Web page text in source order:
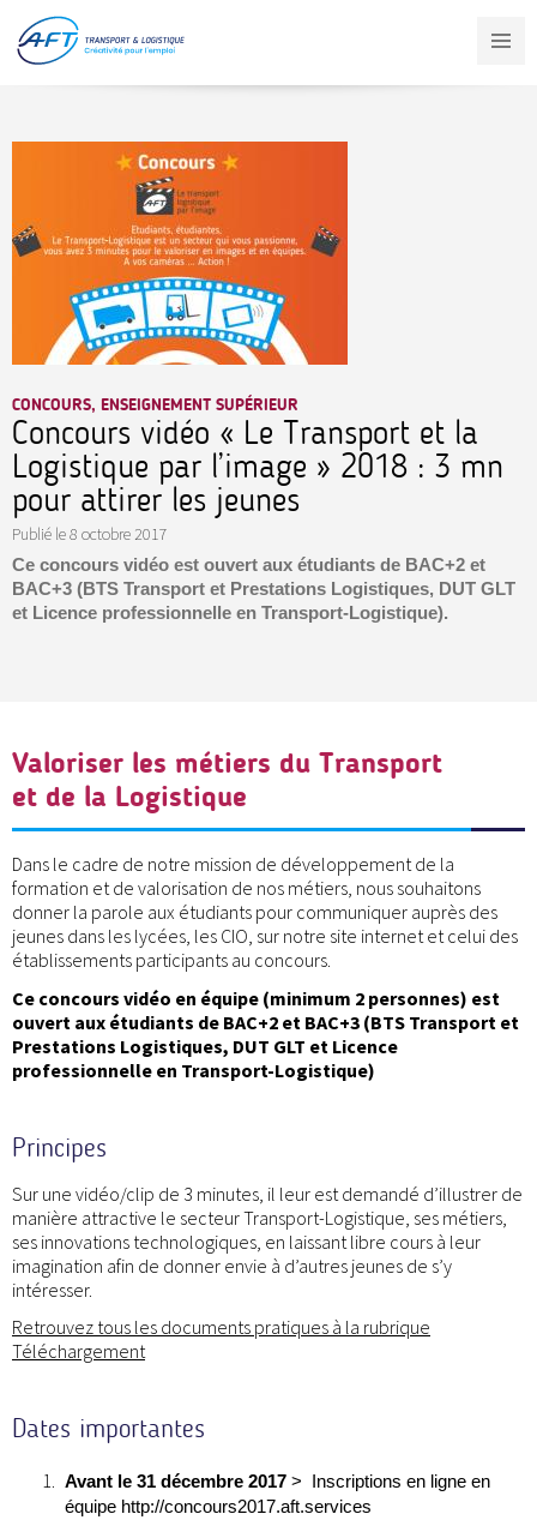
contenu
principal
CONCOURS, ENSEIGNEMENT SUPÉRIEUR
Concours vidéo « Le Transport et la
Logistique par l’image » 2018 : 3 mn
pour attirer les jeunes
Publié le8 octobre 2017
Ce concours vidéo est ouvert aux étudiants de BAC+2 et
BAC+3 (BTS Transport et Prestations Logistiques, DUT GLT
et Licence professionnelle en Transport-Logistique).
Valoriser les métiers du Transport
et de la Logistique
Dans le cadre de notre mission de développement de la
formation et de valorisation de nos métiers, nous souhaitons
donner la parole aux étudiants pour communiquer auprès des
jeunes dans les lycées, les CIO, sur notre site internet et celui des
établissements participants au concours.
Ce concours vidéo en équipe (minimum 2 personnes) est
ouvert aux étudiants de BAC+2 et BAC+3 (BTS Transport et
Prestations Logistiques, DUT GLT et Licence
professionnelle en Transport-Logistique)
Principes
Sur une vidéo/clip de 3 minutes, il leur est demandé d’illustrer de
manière attractive le secteur Transport-Logistique, ses métiers,
ses innovations technologiques, en laissant libre cours à leur
imagination afin de donner envie à d’autres jeunes de s’y
intéresser.
Retrouvez tous les documents pratiques à la rubrique
Téléchargement
Dates importantes
Avant le 31 décembre 2017 > Inscriptions en ligne en
équipe http://concours2017.aft.services